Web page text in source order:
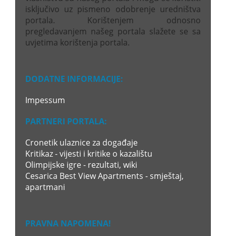
isključivo uz pismeno odobrenje uredništva
portala. Korištenjem odnosno
pregledavanjem našeg portala slažete se sa
uvjetima korištenja portala.
DODATNE INFORMACIJE:
Impessum
PARTNERI PORTALA:
Cronetik ulaznice za događaje
Kritikaz - vijesti i kritike o kazalištu
Olimpijske igre - rezultati, wiki
Cesarica Best View Apartments - smještaj,
apartmani
PRAVNA NAPOMENA!